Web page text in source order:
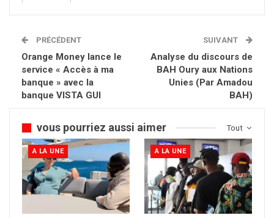
PRÉCÉDENT
Orange Money lance le
service « Accès à ma
banque » avec la
banque VISTA GUI
SUIVANT
Analyse du discours de
BAH Oury aux Nations
Unies (Par Amadou
BAH)
Tout
vous pourriez aussi aimer
A LA UNE A LA UNE